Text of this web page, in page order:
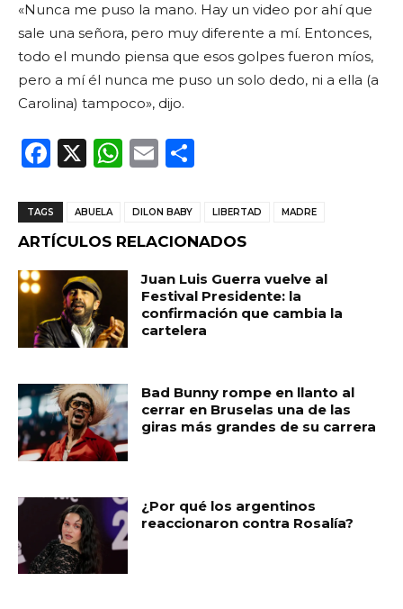
«Nunca me puso la mano. Hay un video por ahí que
sale una señora, pero muy diferente a mí. Entonces,
todo el mundo piensa que esos golpes fueron míos,
pero a mí él nunca me puso un solo dedo, ni a ella (a
Carolina) tampoco», dijo.
F
c
e
b
o
o
k
X
W
a
ts
A
p
E
ai
l
m
p
ar
ti
r
TAGS ABUELA DILON BABY LIBERTAD MADRE
ARTÍCULOS RELACIONADOS
Juan Luis Guerra vuelve al
Festival Presidente: la
confirmación que cambia la
cartelera
Bad Bunny rompe en llanto al
cerrar en Bruselas una de las
giras más grandes de su carrera
¿Por qué los argentinos
reaccionaron contra Rosalía?